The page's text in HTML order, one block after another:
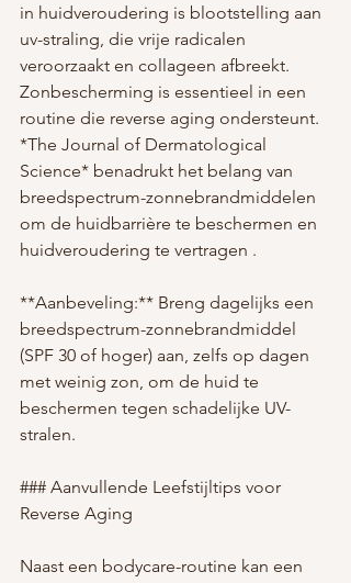
in huidveroudering is blootstelling aan
uv-straling, die vrije radicalen
veroorzaakt en collageen afbreekt.
Zonbescherming is essentieel in een
routine die reverse aging ondersteunt.
*The Journal of Dermatological
Science* benadrukt het belang van
breedspectrum-zonnebrandmiddelen
om de huidbarrière te beschermen en
huidveroudering te vertragen .
**Aanbeveling:** Breng dagelijks een
breedspectrum-zonnebrandmiddel
(SPF 30 of hoger) aan, zelfs op dagen
met weinig zon, om de huid te
beschermen tegen schadelijke UV-
stralen.
### Aanvullende Leefstijltips voor
Reverse Aging
Naast een bodycare-routine kan een